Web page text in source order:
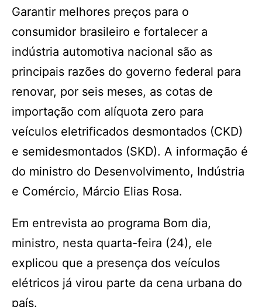
Garantir melhores preços para o
consumidor brasileiro e fortalecer a
indústria automotiva nacional são as
principais razões do governo federal para
renovar, por seis meses, as cotas de
importação com alíquota zero para
veículos eletrificados desmontados (CKD)
e semidesmontados (SKD). A informação é
do ministro do Desenvolvimento, Indústria
e Comércio, Márcio Elias Rosa.
Em entrevista ao programa Bom dia,
ministro, nesta quarta-feira (24), ele
explicou que a presença dos veículos
elétricos já virou parte da cena urbana do
país.